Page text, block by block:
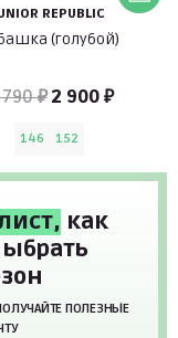
REPUBLIC
(голубой)
₽ 2 900 ₽
146 152
как
ПОЛЕЗНЫЕ